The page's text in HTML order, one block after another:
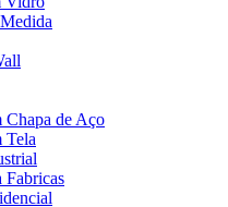
de Aço
Tela
Fabricas